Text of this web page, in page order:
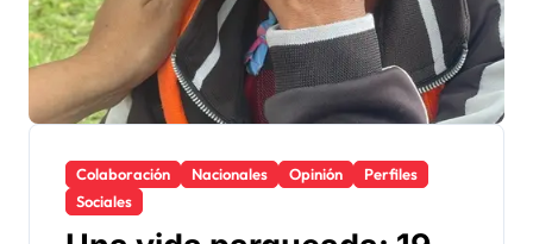
Colaboración Nacionales Opinión
Perfiles
Sociales